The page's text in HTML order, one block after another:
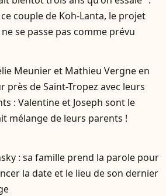
couple de Koh-Lanta, le projet
se passe pas comme prévu
Meunier et Mathieu Vergne en
près de Saint-Tropez avec leurs
: Valentine et Joseph sont le
mélange de leurs parents !
: sa famille prend la parole pour
la date et le lieu de son dernier